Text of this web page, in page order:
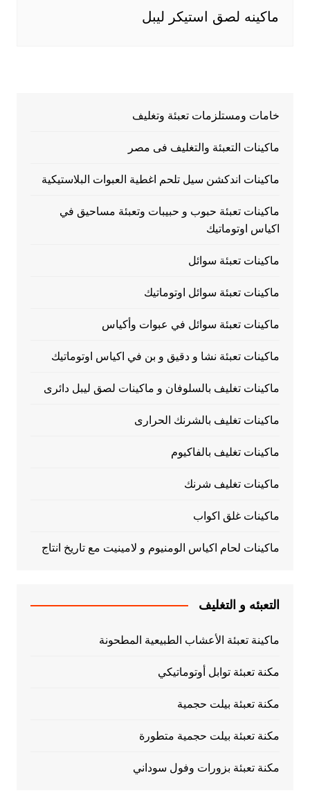
ماكينه لصق استيكر ليبل
خامات ومستلزمات تعبئة وتغليف
ماكينات التعبئة والتغليف فى مصر
ماكينات اندكشن سيل تلحم اغطية العبوات البلاستيكية
ماكينات تعبئة حبوب و حبيبات وتعبئة مساحيق في
اكياس اوتوماتيك
ماكينات تعبئة سوائل
ماكينات تعبئة سوائل اوتوماتيك
ماكينات تعبئة سوائل في عبوات وأكياس
ماكينات تعبئة نشا و دقيق و بن في اكياس اوتوماتيك
ماكينات تغليف بالسلوفان و ماكينات لصق ليبل دائرى
ماكينات تغليف بالشرنك الحرارى
ماكينات تغليف بالفاكيوم
ماكينات تغليف شرنك
ماكينات غلق اكواب
ماكينات لحام اكياس الومنيوم و لامينيت مع تاريخ انتاج
التعبئه و التغليف
ماكينة تعبئة الأعشاب الطبيعية المطحونة
مكنة تعبئة توابل أوتوماتيكي
مكنة تعبئة بيلت حجمية
مكنة تعبئة بيلت حجمية متطورة
مكنة تعبئة بزورات وفول سوداني